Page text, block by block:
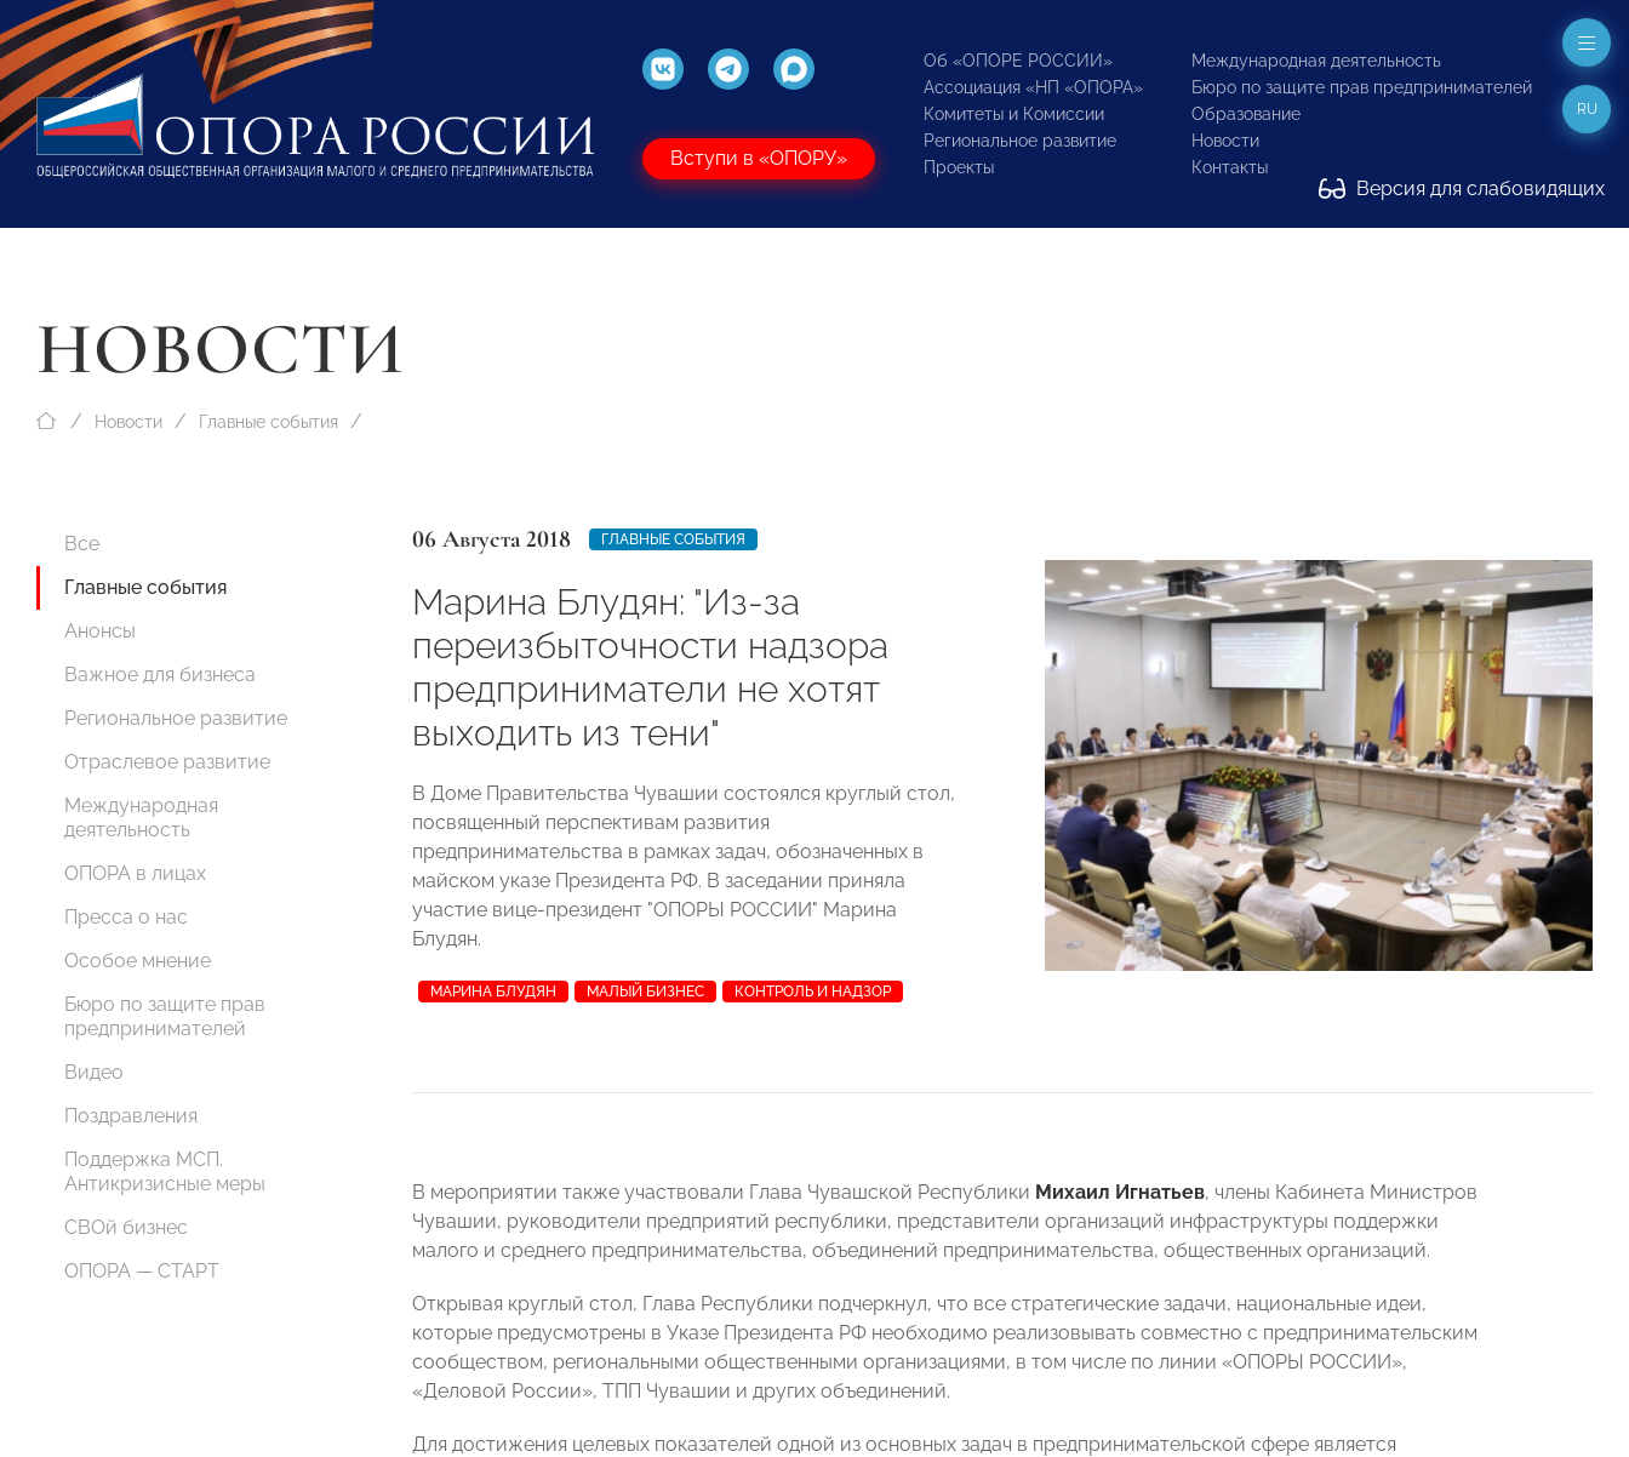
Вступи в «ОПОРУ»
Об «ОПОРЕ РОССИИ»
Ассоциация «НП «ОПОРА»
Комитеты и Комиссии
Региональное развитие
Проекты
Международная деятельность
Бюро по защите прав предпринимателей
Образование
Новости
Контакты
Версия для слабовидящих
RU
НОВОСТИ
Новости Главные события
Все
Главные события
Анонсы
Важное для бизнеса
Региональное развитие
Отраслевое развитие
Международная
деятельность
ОПОРА в лицах
Пресса о нас
Особое мнение
Бюро по защите прав
предпринимателей
Видео
Поздравления
Поддержка МСП.
Антикризисные меры
СВОй бизнес
ОПОРА — СТАРТ
06 Августа 2018 ГЛАВНЫЕ СОБЫТИЯ
Марина Блудян: "Из-за
переизбыточности надзора
предприниматели не хотят
выходить из тени"
В Доме Правительства Чувашии состоялся круглый стол,
посвященный перспективам развития
предпринимательства в рамках задач, обозначенных в
майском указе Президента РФ. В заседании приняла
участие вице-президент "ОПОРЫ РОССИИ" Марина
Блудян.
МАРИНА БЛУДЯН МАЛЫЙ БИЗНЕС КОНТРОЛЬ И НАДЗОР
В мероприятии также участвовали Глава Чувашской Республики Михаил Игнатьев, члены Кабинета Министров
Чувашии, руководители предприятий республики, представители организаций инфраструктуры поддержки
малого и среднего предпринимательства, объединений предпринимательства, общественных организаций.
Открывая круглый стол, Глава Республики подчеркнул, что все стратегические задачи, национальные идеи,
которые предусмотрены в Указе Президента РФ необходимо реализовывать совместно с предпринимательским
сообществом, региональными общественными организациями, в том числе по линии «ОПОРЫ РОССИИ»,
«Деловой России», ТПП Чувашии и других объединений.
Для достижения целевых показателей одной из основных задач в предпринимательской сфере является